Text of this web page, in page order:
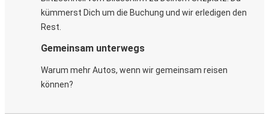
kümmerst Dich um die Buchung und wir erledigen den
Rest.
Gemeinsam unterwegs
Warum mehr Autos, wenn wir gemeinsam reisen
können?